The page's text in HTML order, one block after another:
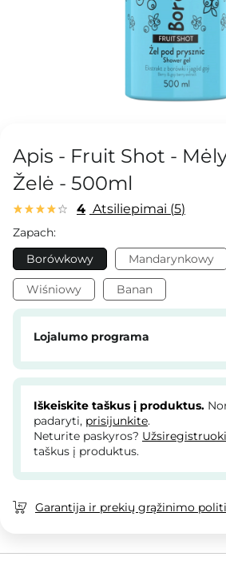
Apis - Fruit Shot -
Želė - 500ml
4 Atsiliepimai 5
Zapach:
Borówkowy
Mandarynkowy
Wiśniowy Banan
Lojalumo programa
Iškeiskite taškus į produktus.
padaryti, prisijunkite.
Neturite paskyros?
taškus į produktus.
Garantija ir prekių grąžinimo